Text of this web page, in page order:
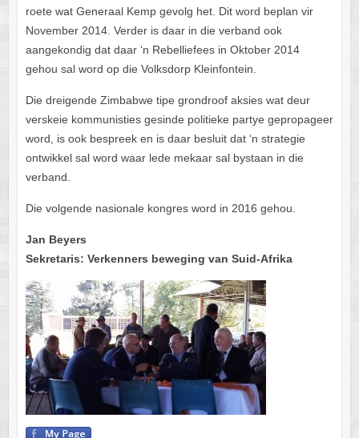
roete wat Generaal Kemp gevolg het. Dit word beplan vir
November 2014. Verder is daar in die verband ook
aangekondig dat daar ‘n Rebelliefees in Oktober 2014
gehou sal word op die Volksdorp Kleinfontein.
Die dreigende Zimbabwe tipe grondroof aksies wat deur
verskeie kommunisties gesinde politieke partye gepropageer
word, is ook bespreek en is daar besluit dat ‘n strategie
ontwikkel sal word waar lede mekaar sal bystaan in die
verband.
Die volgende nasionale kongres word in 2016 gehou.
Jan Beyers
Sekretaris: Verkenners beweging van Suid-Afrika